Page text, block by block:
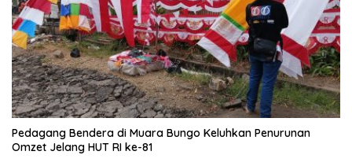
Pedagang Bendera di Muara Bungo Keluhkan Penurunan
Omzet Jelang HUT RI ke-81